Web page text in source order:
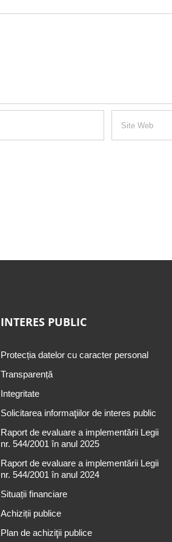
INTERES PUBLIC
Protecția datelor cu caracter personal
Transparență
Integritate
Solicitarea informaţiilor de interes public
Raport de evaluare a implementării Legii
nr. 544/2001 în anul 2025
Raport de evaluare a implementării Legii
nr. 544/2001 în anul 2024
Situații financiare
Achiziții publice
Plan de achiziţii publice